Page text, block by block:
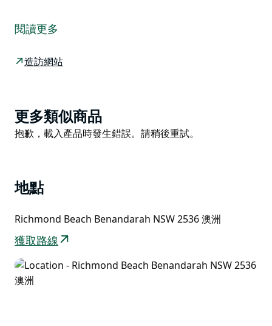
里士滿海灘的幽靜美景。非常適合家庭，它可以保護大多
數陸上風，並在海灘度過寧靜的一天。
周圍環繞著森林，有許多陰涼的地方可以放下野餐地毯，
Murramarang 擁有 90 多種鳥類，這也是觀鳥的好地
方。沿著前灘漫步，看看你能看到多少物種。瞥見塘鵝在
水面上飛翔，或觀看烏黑的牡蠣捕撈者在海岸線上覓食。
閱讀更多
造訪網站
Product
List
更多類似商品
Product
抱歉，載入產品時發生錯誤。請稍後重試。
地點
Richmond Beach Benandarah NSW 2536 澳洲
獲取路線